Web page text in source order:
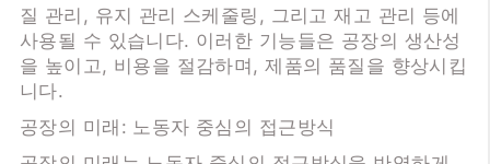
질 관리, 유지 관리 스케줄링, 그리고 재고 관리 등에
사용될 수 있습니다. 이러한 기능들은 공장의 생산성
을 높이고, 비용을 절감하며, 제품의 품질을 향상시킵
니다.
공장의 미래: 노동자 중심의 접근방식